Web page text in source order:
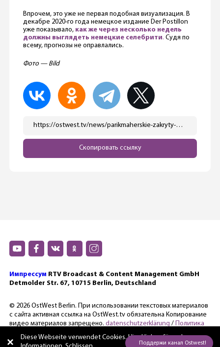
Впрочем, это уже не первая подобная визуализация. В
декабре 2020-го года немецкое издание Der Postillon
уже показывало, как же через несколько недель
должны выглядеть немецкие селебрити. Судя по
всему, прогнозы не оправлались.
Фото — Bild
https://ostwest.tv/news/parikmaherskie-zakryty-no-nemeckie-politiki-podstrizheny-idealno/
Скопировать ссылку
Импрессум RTV Broadcast & Content Management GmbH
Detmolder Str. 67, 10715 Berlin, Deutschland
© 2026 OstWest Berlin. При использовании текстовых материалов
с сайта активная ссылка на OstWest.tv обязательна Копирование
видео материалов запрещено. datenschutzerklärung /
Политика
Diese Webseite verwendet Cookies. Hierklicken für mehr